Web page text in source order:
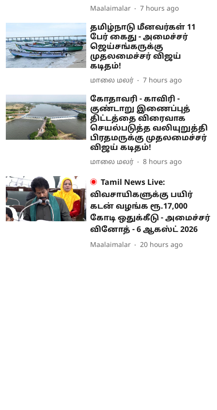
Maalaimalar 7 hours ago
தமிழ்நாடு மீனவர்கள் 11
பேர் கைது - அமைச்சர்
ஜெய்சங்கருக்கு
முதலமைச்சர் விஜய்
கடிதம்!
மாலை மலர் 7 hours ago
கோதாவரி - காவிரி -
குண்டாறு இணைப்புத்
திட்டத்தை விரைவாக
செயல்படுத்த வலியுறுத்தி
பிரதமருக்கு முதலமைச்சர்
விஜய் கடிதம்!
மாலை மலர் 8 hours ago
Tamil News Live:
விவசாயிகளுக்கு பயிர்
கடன் வழங்க ரூ.17,000
கோடி ஒதுக்கீடு - அமைச்சர்
வினோத் - 6 ஆகஸ்ட் 2026
Maalaimalar 20 hours ago